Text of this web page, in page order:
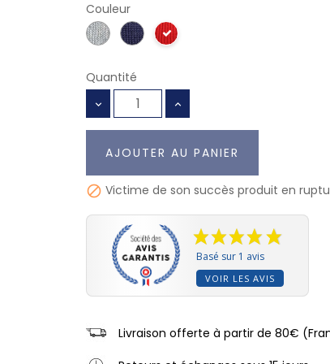
Couleur
Quantité
AJOUTER AU PANIER
 Victime de son succès produit en
Basé sur 1 avis
VOIR LES AVIS
Livraison offerte à partir de 80€